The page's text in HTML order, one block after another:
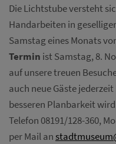
Die Lichtstube versteht
Handarbeiten in
Samstag eines Monats
Termin ist Samstag, 8.
auf unsere treuen
auch neue Gäste
besseren Planbarkeit
Telefon 08191/128-360,
per Mail an